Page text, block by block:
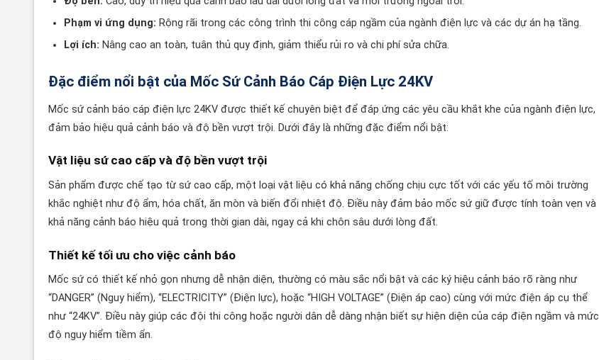
Phạm vi ứng dụng: Rộng rãi trong các công trình thi công cáp ngầm của ngành điện lực và các dự án hạ tầng.
Lợi ích: Nâng cao an toàn, tuân thủ quy định, giảm thiểu rủi ro và chi phí sửa chữa.
Đặc điểm nổi bật của Mốc Sứ Cảnh Báo Cáp Điện Lực 24KV
Mốc sứ cảnh báo cáp điện lực 24KV được thiết kế chuyên biệt để đáp ứng các yêu cầu khắt khe của ngành điện lực,
đảm bảo hiệu quả cảnh báo và độ bền vượt trội. Dưới đây là những đặc điểm nổi bật:
Vật liệu sứ cao cấp và độ bền vượt trội
Sản phẩm được chế tạo từ sứ cao cấp, một loại vật liệu có khả năng chống chịu cực tốt với các yếu tố môi trường
khắc nghiệt như độ ẩm, hóa chất, ăn mòn và biến đổi nhiệt độ. Điều này đảm bảo mốc sứ giữ được tính toàn vẹn và
khả năng cảnh báo hiệu quả trong thời gian dài, ngay cả khi chôn sâu dưới lòng đất.
Thiết kế tối ưu cho việc cảnh báo
Mốc sứ có thiết kế nhỏ gọn nhưng dễ nhận diện, thường có màu sắc nổi bật và các ký hiệu cảnh báo rõ ràng như
“DANGER” (Nguy hiểm), “ELECTRICITY” (Điện lực), hoặc “HIGH VOLTAGE” (Điện áp cao) cùng với mức điện áp cụ thể
như “24KV”. Điều này giúp các đội thi công hoặc người dân dễ dàng nhận biết sự hiện diện của cáp điện ngầm và mức
độ nguy hiểm tiềm ẩn.